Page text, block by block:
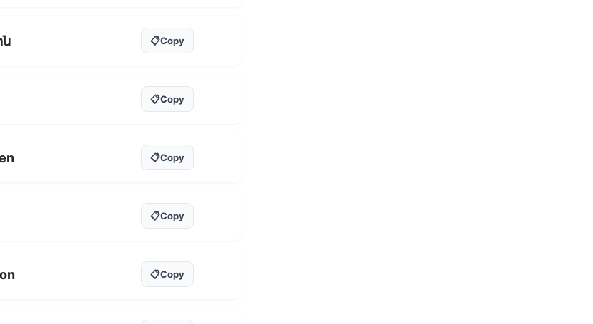
📋Copy
📋Copy
📋Copy
📋Copy
📋Copy